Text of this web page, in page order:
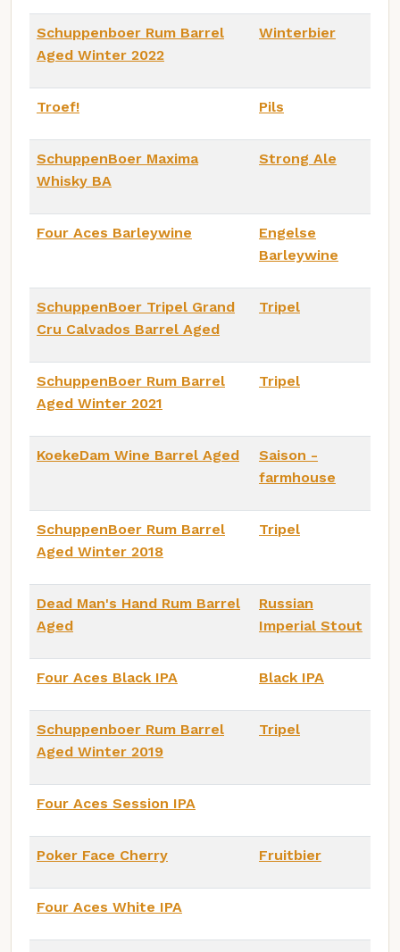
Schuppenboer Rum Barrel
Aged Winter 2022
Winterbier
Troef! Pils
SchuppenBoer Maxima
Whisky BA
Strong Ale
Four Aces Barleywine
Engelse
Barleywine
SchuppenBoer Tripel Grand
Cru Calvados Barrel Aged
Tripel
SchuppenBoer Rum Barrel
Aged Winter 2021
Tripel
KoekeDam Wine Barrel Aged
Saison -
farmhouse
SchuppenBoer Rum Barrel
Aged Winter 2018
Tripel
Dead Man's Hand Rum Barrel
Aged
Russian
Imperial Stout
Four Aces Black IPA Black IPA
Schuppenboer Rum Barrel
Aged Winter 2019
Tripel
Four Aces Session IPA
Poker Face Cherry Fruitbier
Four Aces White IPA